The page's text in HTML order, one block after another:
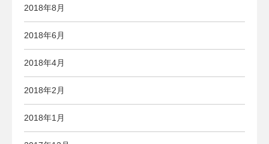
2018年8月
2018年6月
2018年4月
2018年2月
2018年1月